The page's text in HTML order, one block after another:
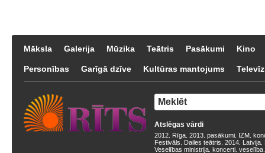
Māksla Galerija Mūzika Teātris Pasākumi Kino
Personības Garīgā dzīve Kultūras mantojums
Atslēgas vārdi
2012 Rīga 2013 pasākumi IZM
Festivāls
Dailes teātris 2014 Latvija
Veselības ministrija koncerti veselība